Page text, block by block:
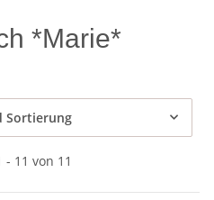
*Marie*
Sortierung
- 11 von 11